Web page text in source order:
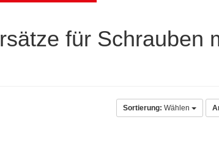
für Schrauben
Sortierung: Wählen